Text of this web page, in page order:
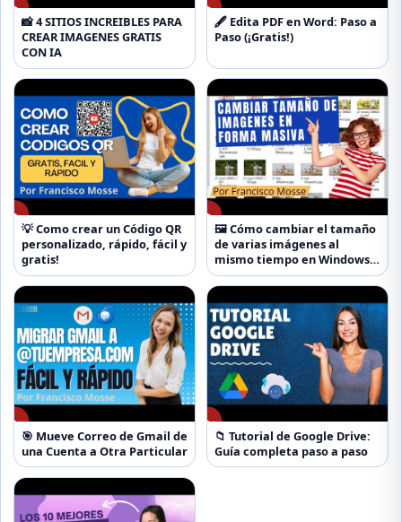
▶
📸 4 SITIOS INCREIBLES PARA
CREAR IMAGENES GRATIS
CON IA
▶
🖋️ Edita PDF en Word: Paso a
Paso (¡Gratis!)
▶
💡 Como crear un Código QR
personalizado, rápido, fácil y
gratis!
▶
🖼️ Cómo cambiar el tamaño
de varias imágenes al
mismo tiempo en Windows
10 y 11
▶
🎯 Mueve Correo de Gmail de
una Cuenta a Otra Particular
▶
📁 Tutorial de Google Drive:
Guía completa paso a paso